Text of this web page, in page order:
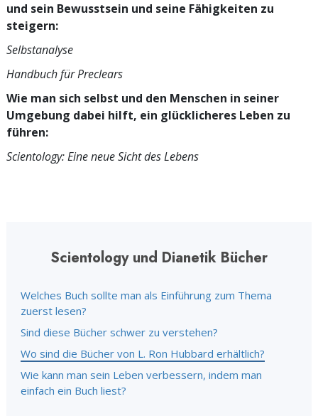
und sein Bewusstsein und seine Fähigkeiten zu
steigern:
Selbstanalyse
Handbuch für Preclears
Wie man sich selbst und den Menschen in seiner
Umgebung dabei hilft, ein glücklicheres Leben zu
führen:
Scientology: Eine neue Sicht des Lebens
Scientology und Dianetik Bücher
Welches Buch sollte man als Einführung zum Thema
zuerst lesen?
Sind diese Bücher schwer zu verstehen?
Wo sind die Bücher von L. Ron Hubbard erhältlich?
Wie kann man sein Leben verbessern, indem man
einfach ein Buch liest?